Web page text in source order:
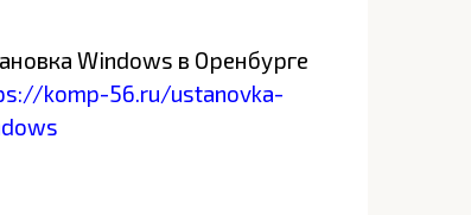
Windows в Оренбурге
komp-56.ru/ustanovka-